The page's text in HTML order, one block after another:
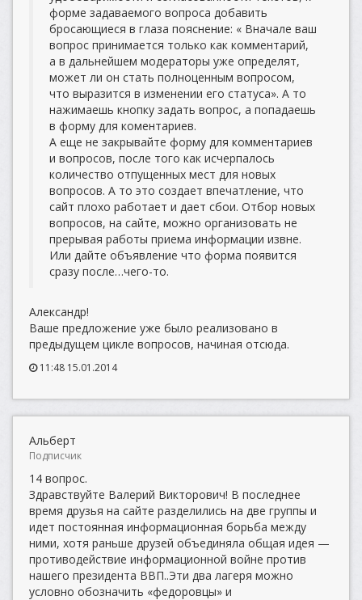
форме задаваемого вопроса добавить
бросающиеся в глаза пояснение: « Вначале ваш
вопрос принимается только как комментарий,
а в дальнейшем модераторы уже определят,
может ли он стать полноценным вопросом,
что выразится в изменении его статуса». А то
нажимаешь кнопку задать вопрос, а попадаешь
в форму для коментариев.
А еще не закрывайте форму для комментариев
и вопросов, после того как исчерпалось
количество отпущенных мест для новых
вопросов. А то это создает впечатление, что
сайт плохо работает и дает сбои. Отбор новых
вопросов, на сайте, можно организовать не
прерывая работы приема информации извне.
Или дайте объявление что форма появится
сразу после…чего-то.
Александр!
Ваше предложение уже было реализовано в
предыдущем цикле вопросов, начиная отсюда.
11:48 15.01.2014
Альберт
Подписчик
14 вопрос.
Здравствуйте Валерий Викторович! В последнее
время друзья на сайте разделились на две группы и
идет постоянная информационная борьба между
ними, хотя раньше друзей объединяла общая идея —
противодействие информационной войне против
нашего президента ВВП..Эти два лагеря можно
условно обозначить «федоровцы» и